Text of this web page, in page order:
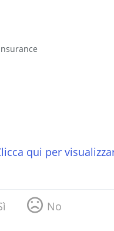
qui per
No